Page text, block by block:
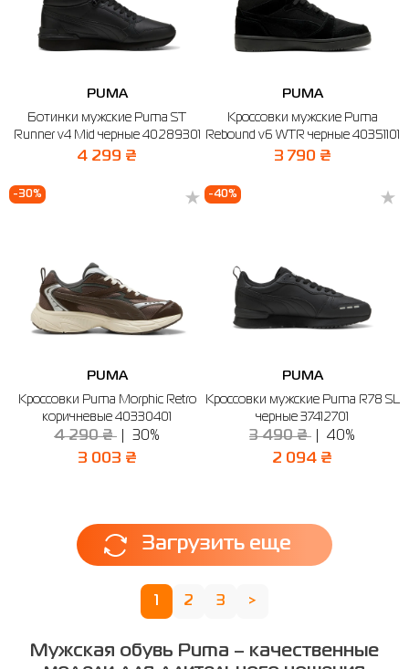
PUMA
Ботинки мужские Puma ST
Runner v4 Mid черные 40289301
4 299 ₴
PUMA
Кроссовки мужские Puma
Rebound v6 WTR черные 40351101
3 790 ₴
-30%
PUMA
Кроссовки Puma Morphic Retro
коричневые 40330401
4 290 ₴ 30%
3 003 ₴
-40%
PUMA
Кроссовки мужские Puma R78 SL
черные 37412701
3 490 ₴ 40%
2 094 ₴
Загрузить еще
2 3 >
Мужская обувь Puma – качественные